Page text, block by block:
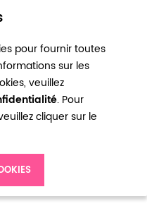
pour fournir toutes
sur les
veuillez
. Pour
cliquer sur le
noir et strass